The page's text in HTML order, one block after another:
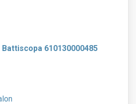
610130000485